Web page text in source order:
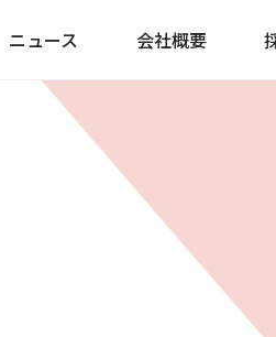
ニュース 会社概要